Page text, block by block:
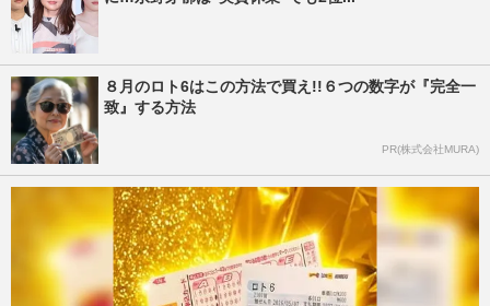
８月のロト6はこの方法で買え!!６つの数字が『完全一
致』する方法
PR(株式会社MURA)